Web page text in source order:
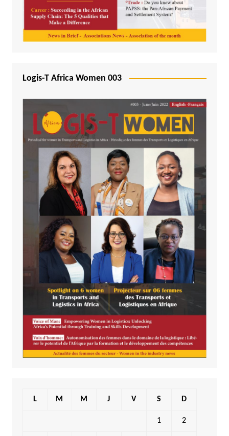
Logis-T Africa Women 003
L M M J V S D
1 2